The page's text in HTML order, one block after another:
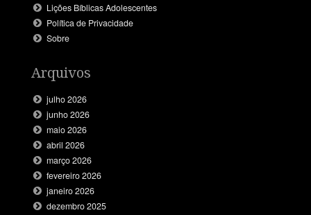
Lições Bíblicas Adolescentes
Política de Privacidade
Sobre
Arquivos
julho 2026
junho 2026
maio 2026
abril 2026
março 2026
fevereiro 2026
janeiro 2026
dezembro 2025